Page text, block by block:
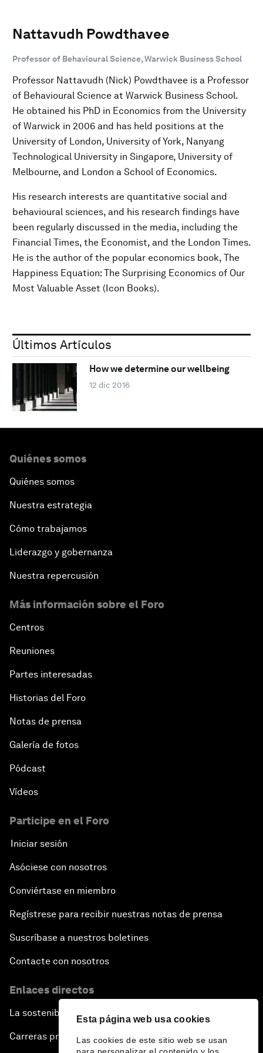
Esta página web usa cookies
Las cookies de este sitio web se usan
Nattavudh Powdthavee
Professor of Behavioural Science, Warwick Business School
Professor Nattavudh (Nick) Powdthavee is a Professor
of Behavioural Science at Warwick Business School.
He obtained his PhD in Economics from the University
of Warwick in 2006 and has held positions at the
University of London, University of York, Nanyang
Technological University in Singapore, University of
Melbourne, and London a School of Economics.
His research interests are quantitative social and
behavioural sciences, and his research findings have
been regularly discussed in the media, including the
Financial Times, the Economist, and the London Times.
He is the author of the popular economics book, The
Happiness Equation: The Surprising Economics of Our
Most Valuable Asset (Icon Books).
Últimos Artículos
How we determine our wellbeing
12 dic 2016
Quiénes somos
Quiénes somos
Nuestra estrategia
Cómo trabajamos
Liderazgo y gobernanza
Nuestra repercusión
Más información sobre el Foro
Centros
Reuniones
Partes interesadas
Historias del Foro
Notas de prensa
Galería de fotos
Pódcast
Vídeos
Participe en el Foro
Iniciar sesión
Asóciese con nosotros
Conviértase en miembro
Regístrese para recibir nuestras notas de prensa
Suscríbase a nuestros boletines
Contacte con nosotros
Enlaces directos
La sostenibilidad en el Foro
Carreras profesionales